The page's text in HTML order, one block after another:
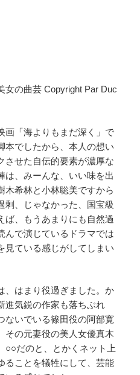
女の曲芸 Copyright Par Duc
画「海よりもまだ深く」で
本でしたから、本人の想い
させた自伝的要素が濃厚な
は、みーんな、いい味を出
木希林と小林聡美ですから
剰、じゃなかった、国宝級
ば、もうあまりにも自然過
んで演じているドラマでは
見ている感じがしてしまい
、はまり役過ぎました。か
進気鋭の作家も落ちぶれ
ないでいる篠田役の阿部寛
その元妻役の美人女優真木
○○だのと、とかくネット上
ることを犠牲にして、芸能